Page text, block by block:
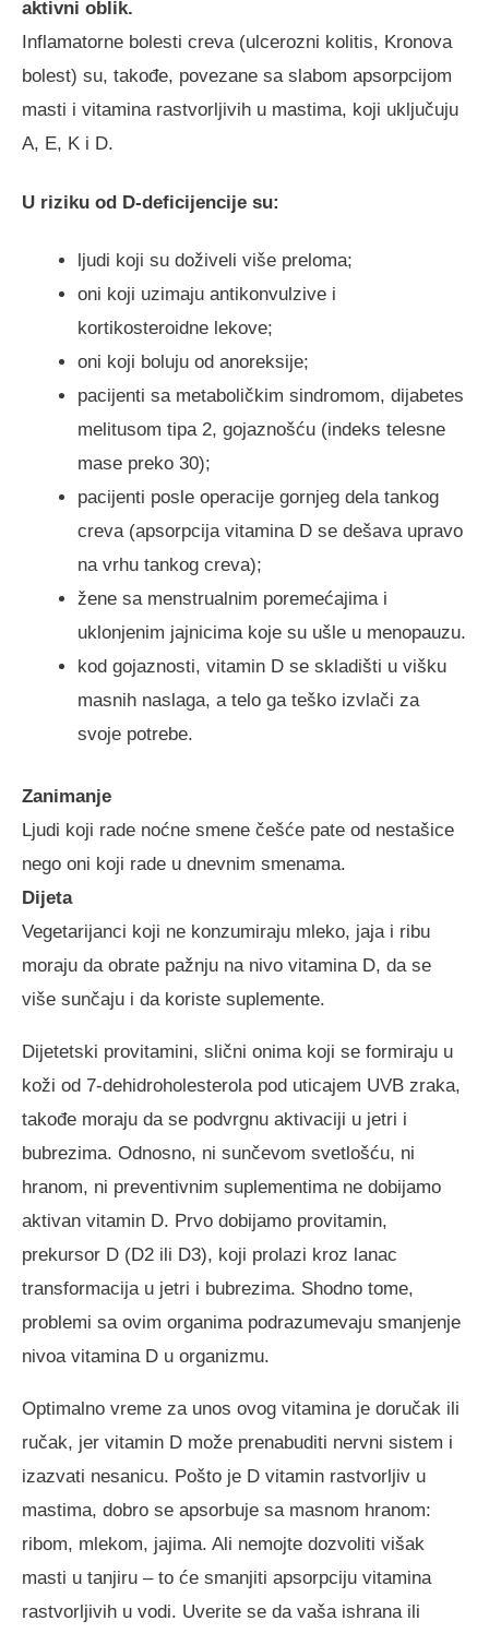
aktivni oblik.
Inflamatorne bolesti creva (ulcerozni kolitis, Kronova
bolest) su, takođe, povezane sa slabom apsorpcijom
masti i vitamina rastvorljivih u mastima, koji uključuju
A, E, K i D.
U riziku od D-deficijencije su:
ljudi koji su doživeli više preloma;
oni koji uzimaju antikonvulzive i
kortikosteroidne lekove;
oni koji boluju od anoreksije;
pacijenti sa metaboličkim sindromom, dijabetes
melitusom tipa 2, gojaznošću (indeks telesne
mase preko 30);
pacijenti posle operacije gornjeg dela tankog
creva (apsorpcija vitamina D se dešava upravo
na vrhu tankog creva);
žene sa menstrualnim poremećajima i
uklonjenim jajnicima koje su ušle u menopauzu.
kod gojaznosti, vitamin D se skladišti u višku
masnih naslaga, a telo ga teško izvlači za
svoje potrebe.
Zanimanje
Ljudi koji rade noćne smene češće pate od nestašice
nego oni koji rade u dnevnim smenama.
Dijeta
Vegetarijanci koji ne konzumiraju mleko, jaja i ribu
moraju da obrate pažnju na nivo vitamina D, da se
više sunčaju i da koriste suplemente.
Dijetetski provitamini, slični onima koji se formiraju u
koži od 7-dehidroholesterola pod uticajem UVB zraka,
takođe moraju da se podvrgnu aktivaciji u jetri i
bubrezima. Odnosno, ni sunčevom svetlošću, ni
hranom, ni preventivnim suplementima ne dobijamo
aktivan vitamin D. Prvo dobijamo provitamin,
prekursor D (D2 ili D3), koji prolazi kroz lanac
transformacija u jetri i bubrezima. Shodno tome,
problemi sa ovim organima podrazumevaju smanjenje
nivoa vitamina D u organizmu.
Optimalno vreme za unos ovog vitamina je doručak ili
ručak, jer vitamin D može prenabuditi nervni sistem i
izazvati nesanicu. Pošto je D vitamin rastvorljiv u
mastima, dobro se apsorbuje sa masnom hranom:
ribom, mlekom, jajima. Ali nemojte dozvoliti višak
masti u tanjiru – to će smanjiti apsorpciju vitamina
rastvorljivih u vodi. Uverite se da vaša ishrana ili